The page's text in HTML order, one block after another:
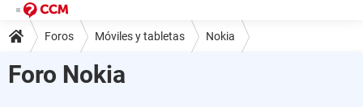
Foros Móviles y tabletas Nokia
Foro Nokia